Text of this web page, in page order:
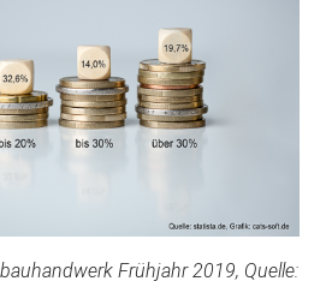
Frühjahr 2019, Quelle: